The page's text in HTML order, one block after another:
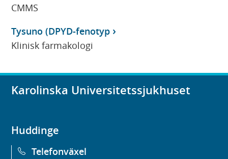
CMMS
Tysuno (DPYD-fenotyp
Klinisk farmakologi
Karolinska Universitetssjukhuset
Huddinge
Telefonväxel